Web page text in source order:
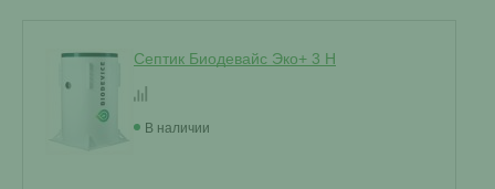
Септик Биодевайс Эко+ 3 H
В наличии